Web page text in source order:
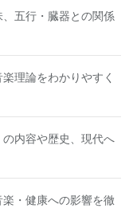
五行・臓器との関係
理論をわかりやすく
内容や歴史、現代へ
・健康への影響を徹